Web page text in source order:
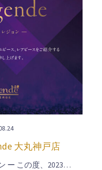
大丸神戸店
ー この度、2023…